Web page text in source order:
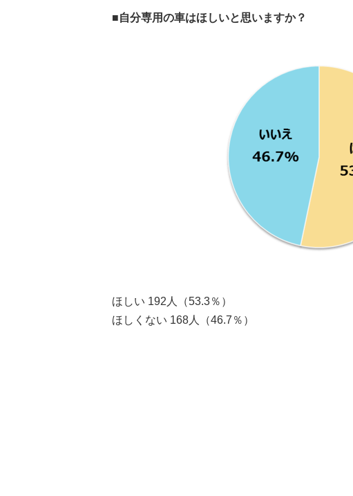
■自分専用の車はほしいと思いますか？
ほしい 192人（53.3％）
ほしくない 168人（46.7％）